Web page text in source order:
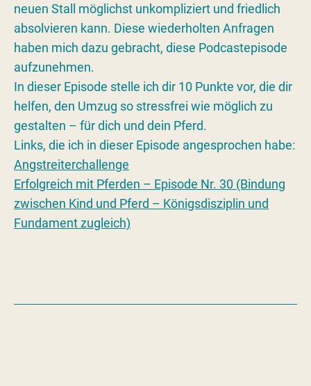
neuen Stall möglichst unkompliziert und friedlich
absolvieren kann. Diese wiederholten Anfragen
haben mich dazu gebracht, diese Podcastepisode
aufzunehmen.
In dieser Episode stelle ich dir 10 Punkte vor, die dir
helfen, den Umzug so stressfrei wie möglich zu
gestalten – für dich und dein Pferd.
Links, die ich in dieser Episode angesprochen habe:
Angstreiterchallenge
Erfolgreich mit Pferden – Episode Nr. 30 (Bindung
zwischen Kind und Pferd – Königsdisziplin und
Fundament zugleich)